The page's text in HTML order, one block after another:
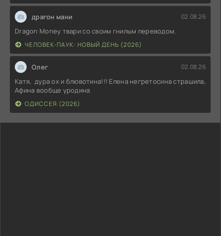
драгон мани 02.08.26
Dragon Money твари со своим гнилым переводом.
ЧЕЛОВЕК-ПАУК: НОВЫЙ ДЕНЬ (2026)
Олег 02.08.26
Катя, дура ох и блювотина!!! Елена негретосина страшила,
Афина вообще уродина
ОДИССЕЯ (2026)